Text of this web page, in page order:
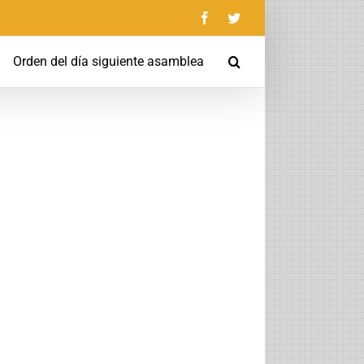
FacebookTwitter
Orden del día siguiente asamblea